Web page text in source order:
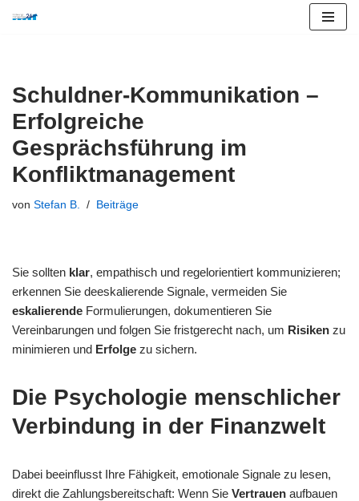
Schuldner-Kommunikation –
Erfolgreiche
Gesprächsführung im
Konfliktmanagement
von Stefan B. Beiträge
Sie sollten klar, empathisch und regelorientiert kommunizieren;
erkennen Sie deeskalierende Signale, vermeiden Sie
eskalierende Formulierungen, dokumentieren Sie
Vereinbarungen und folgen Sie fristgerecht nach, um Risiken zu
minimieren und Erfolge zu sichern.
Die Psychologie menschlicher
Verbindung in der Finanzwelt
Dabei beeinflusst Ihre Fähigkeit, emotionale Signale zu lesen,
direkt die Zahlungsbereitschaft: Wenn Sie Vertrauen aufbauen